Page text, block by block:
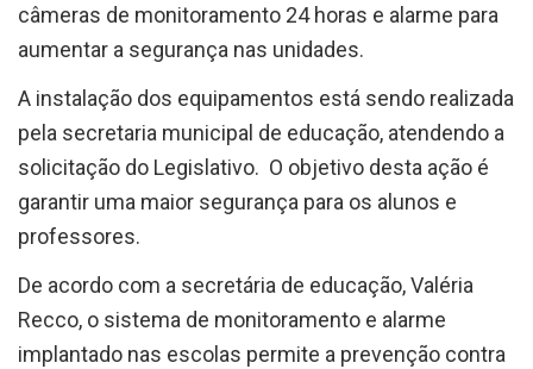
câmeras de monitoramento 24 horas e alarme para
aumentar a segurança nas unidades.
A instalação dos equipamentos está sendo realizada
pela secretaria municipal de educação, atendendo a
solicitação do Legislativo. O objetivo desta ação é
garantir uma maior segurança para os alunos e
professores.
De acordo com a secretária de educação, Valéria
Recco, o sistema de monitoramento e alarme
implantado nas escolas permite a prevenção contra